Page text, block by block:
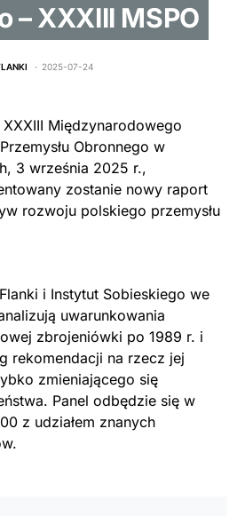
– XXXIII MSPO
2025-07-24
Międzynarodowego
Obronnego w
3 września 2025 r.,
zostanie nowy raport
rozwoju polskiego przemysłu
i Instytut Sobieskiego we
uwarunkowania
zbrojeniówki po 1989 r. i
rekomendacji na rzecz jej
zmieniającego się
Panel odbędzie się w
z udziałem znanych